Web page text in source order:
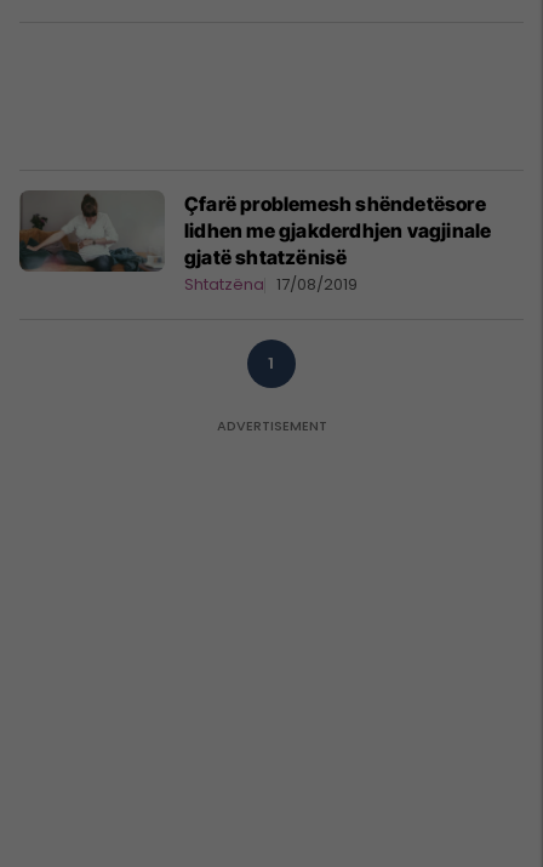
Çfarë problemesh shëndetësore
lidhen me gjakderdhjen vagjinale
gjatë shtatzënisë
Shtatzëna 17/08/2019
1